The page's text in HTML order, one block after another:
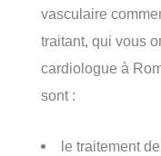
vasculaire
traitant, qui vous
cardiologue à
sont :
le traitement